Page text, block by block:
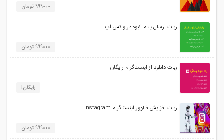
999000 تومان
ربات ارسال پیام انبوه در واتس اپ
999000 تومان
ربات دانلود از اینستاگرام رایگان
رایگان!
ربات افزایش فالوور اینستاگرام Instagram
999000 تومان